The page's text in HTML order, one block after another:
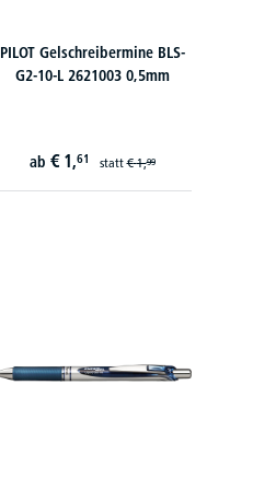
PILOT Gelschreibermine BLS-
G2-10-L 2621003 0,5mm
ab € 1,61 statt€ 1,99